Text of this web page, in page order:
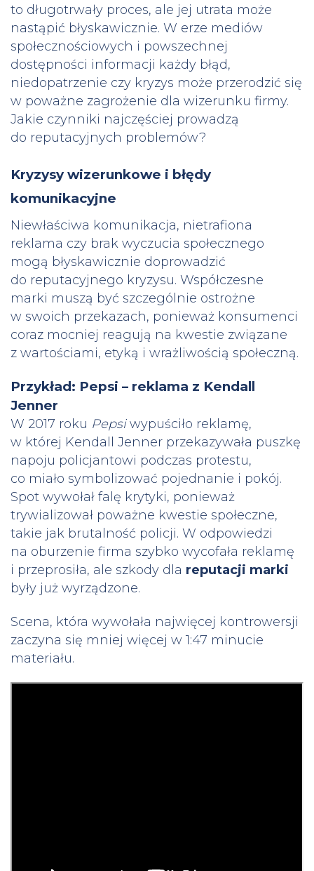
to długotrwały proces, ale jej utrata może
nastąpić błyskawicznie. W erze mediów
społecznościowych i powszechnej
dostępności informacji każdy błąd,
niedopatrzenie czy kryzys może przerodzić się
w poważne zagrożenie dla wizerunku firmy.
Jakie czynniki najczęściej prowadzą
do reputacyjnych problemów?
Kryzysy wizerunkowe i błędy
komunikacyjne
Niewłaściwa komunikacja, nietrafiona
reklama czy brak wyczucia społecznego
mogą błyskawicznie doprowadzić
do reputacyjnego kryzysu. Współczesne
marki muszą być szczególnie ostrożne
w swoich przekazach, ponieważ konsumenci
coraz mocniej reagują na kwestie związane
z wartościami, etyką i wrażliwością społeczną.
Przykład: Pepsi – reklama z Kendall
Jenner
W 2017 roku Pepsiwypuściło reklamę,
w której Kendall Jenner przekazywała puszkę
napoju policjantowi podczas protestu,
co miało symbolizować pojednanie i pokój.
Spot wywołał falę krytyki, ponieważ
trywializował poważne kwestie społeczne,
takie jak brutalność policji. W odpowiedzi
na oburzenie firma szybko wycofała reklamę
i przeprosiła, ale szkody dla reputacji marki
były już wyrządzone.
Scena, która wywołała najwięcej kontrowersji
zaczyna się mniej więcej w 1:47 minucie
materiału.